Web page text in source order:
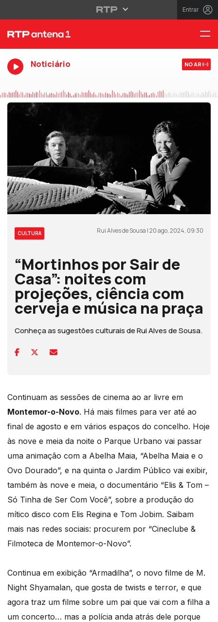
Entrar
Noticiário NO AR
CULTURA Rui Alves de Sousa | 20 ago, 2024, 09:30
“Mortinhos por Sair de
Casa”: noites com
projeções, ciência com
cerveja e música na praça
Conheça as sugestões culturais de Rui Alves de Sousa.
Continuam as sessões de cinema ao ar livre em
Montemor-o-Novo. Há mais filmes para ver até ao
final de agosto e em vários espaços do concelho. Hoje
às nove e meia da noite o Parque Urbano vai passar
uma animação com a Abelha Maia, “Abelha Maia e o
Ovo Dourado”, e na quinta o Jardim Público vai exibir,
também às nove e meia, o documentário “Elis & Tom –
Só Tinha de Ser Com Você”, sobre a produção do
mítico disco com Elis Regina e Tom Jobim. Saibam
mais nas redes sociais: procurem por “Cineclube &
Filmoteca de Montemor-o-Novo”.
Continua em exibição “Armadilha”, o novo filme de M.
Night Shyamalan, que gosta de twists e terror, e que
agora traz um filme sobre um pai que vai com a filha a
um concerto… mas a polícia anda atrás dele porque